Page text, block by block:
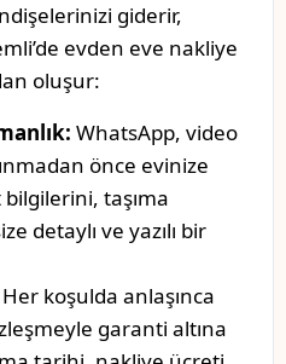
giderir,
evden eve nakliye
oluşur:
WhatsApp, video
önce evinize
bilgilerini, taşıma
detaylı ve yazılı bir
Her koşulda anlaşınca
garanti altına